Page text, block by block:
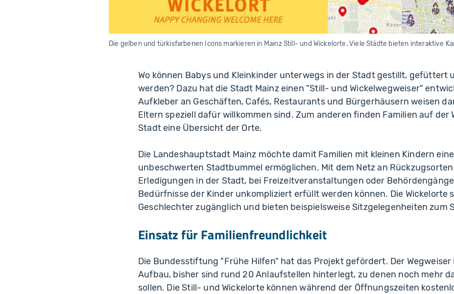
Die gelben und türkisfarbenen Icons markieren in Mainz Still- und Wickelorte. Viele Städte bieten interaktive
Wo können Babys und Kleinkinder unterwegs in der Stadt gestillt, gefüttert
werden? Dazu hat die Stadt Mainz einen "Still- und Wickelwegweiser"
Aufkleber an Geschäften, Cafés, Restaurants und Bürgerhäusern weisen
Eltern speziell dafür willkommen sind. Zum anderen finden Familien auf der
Stadt eine Übersicht der Orte.
Die Landeshauptstadt Mainz möchte damit Familien mit kleinen Kindern
unbeschwerten Stadtbummel ermöglichen. Mit dem Netz an
Erledigungen in der Stadt, bei Freizeitveranstaltungen oder
Bedürfnisse der Kinder unkompliziert erfüllt werden können. Die Wickelorte
Geschlechter zugänglich und bieten beispielsweise Sitzgelegenheiten zum
Einsatz für Familienfreundlichkeit
Die Bundesstiftung "Frühe Hilfen" hat das Projekt gefördert. Der Wegweiser
Aufbau, bisher sind rund 20 Anlaufstellen hinterlegt, zu denen noch mehr
sollen. Die Still- und Wickelorte können während der Öffnungszeiten